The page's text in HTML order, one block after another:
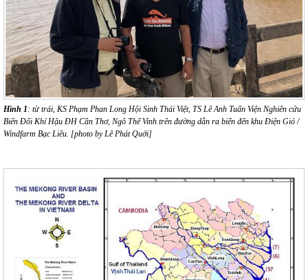
Hình 1: từ trái, KS Phạm Phan Long Hội Sinh Thái Việt, TS Lê Anh Tuấn Viện Nghiên cứu
Biến Đổi Khí Hậu ĐH Cần Thơ, Ngô Thế Vinh trên đường dẫn ra biển đến khu Điện Gió /
Windfarm Bạc Liêu. [photo by Lê Phát Quới]